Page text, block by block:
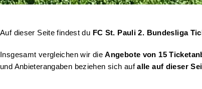
Auf dieser Seite findest du FC St. Pauli 2. Bundesliga
Insgesamt vergleichen wir dieAngebote von 15
und Anbieterangaben beziehen sich aufalle auf dieser